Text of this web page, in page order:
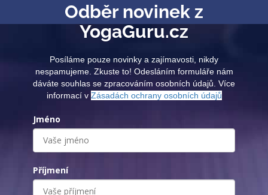
Odběr novinek z
YogaGuru.cz
Posíláme pouze novinky a zajímavosti, nikdy
nespamujeme. Zkuste to! Odesláním formuláře nám
dáváte souhlas se zpracováním osobních údajů. Více
informací v Zásadách ochrany osobních údajů
Jméno
Příjmení